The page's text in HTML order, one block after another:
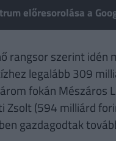
előresorolása a
rangsor szerint
legalább 309
fokán Mészáros
Zsolt (594 milliárd
gazdagodtak